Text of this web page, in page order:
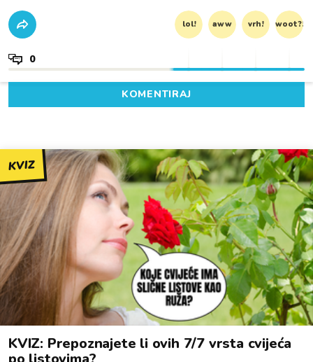
lol! aww vrh! woot?!
0
KOMENTIRAJ
KVIZ
KVIZ: Prepoznajete li ovih 7/7 vrsta cvijeća